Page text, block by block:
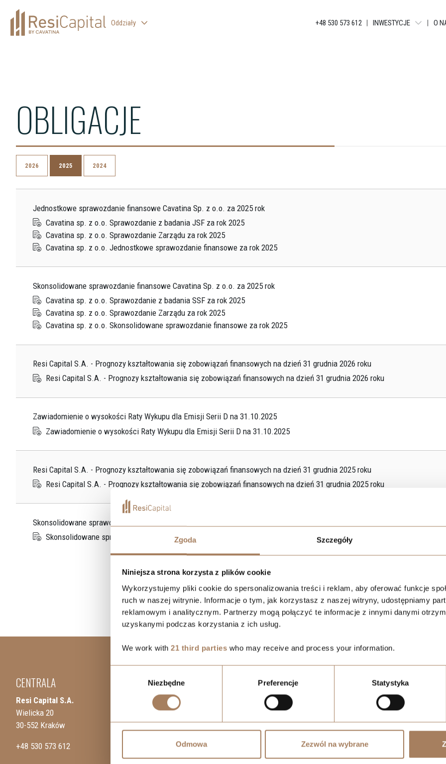
Zgoda Szczegóły
Niniejsza strona korzysta z plików cookie
Wykorzystujemy pliki cookie do spersonalizowania treści i reklam, aby oferować funkcje
ruch w naszej witrynie. Informacje o tym, jak korzystasz z naszej witryny, udostępniamy
reklamowym i analitycznym. Partnerzy mogą połączyć te informacje z innymi danymi
uzyskanymi podczas korzystania z ich usług.
We work with 21 third parties who may receive and process your information.
Niezbędne Preferencje Statystyka
Odmowa Zezwól na wybrane
Oddziały
ŁÓDŹ
WROCŁAW
+48 530 573 612 INWESTYCJE O
OBLIGACJE
2026 2025 2024
Jednostkowe sprawozdanie finansowe Cavatina Sp. z o.o. za 2025 rok
Cavatina sp. z o.o. Sprawozdanie z badania JSF za rok 2025
Cavatina sp. z o.o. Sprawozdanie Zarządu za rok 2025
Cavatina sp. z o.o. Jednostkowe sprawozdanie finansowe za rok 2025
Skonsolidowane sprawozdanie finansowe Cavatina Sp. z o.o. za 2025 rok
Cavatina sp. z o.o. Sprawozdanie z badania SSF za rok 2025
Cavatina sp. z o.o. Sprawozdanie Zarządu za rok 2025
Cavatina sp. z o.o. Skonsolidowane sprawozdanie finansowe za rok 2025
Resi Capital S.A. - Prognozy kształtowania się zobowiązań finansowych na dzień 31 grudnia 2026 roku
Resi Capital S.A. - Prognozy kształtowania się zobowiązań finansowych na dzień 31 grudnia 2026 roku
Zawiadomienie o wysokości Raty Wykupu dla Emisji Serii D na 31.10.2025
Zawiadomienie o wysokości Raty Wykupu dla Emisji Serii D na 31.10.2025
Resi Capital S.A. - Prognozy kształtowania się zobowiązań finansowych na dzień 31 grudnia 2025 roku
Resi Capital S.A. - Prognozy kształtowania się zobowiązań finansowych na dzień 31 grudnia 2025 roku
Skonsolidowane sprawozdanie finansowe Cavatina Sp. z o.o. za I półrocze 2025 roku
Skonsolidowane sprawozdanie finansowe Cavatina Sp. z o.o. za I półrocze 2025 roku
CENTRALA
Resi Capital S.A.
Wielicka 20
30-552 Kraków
+48 530 573 612
SPRZEDAŻ
+48 739 107 183
+48 739 107 335